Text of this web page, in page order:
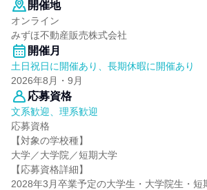
開催地
オンライン
みずほ不動産販売株式会社
開催月
土日祝日に開催あり、長期休暇に開催あり
2026年8月・9月
応募資格
文系歓迎、理系歓迎
応募資格
【対象の学校種】
大学／大学院／短期大学
【応募資格詳細】
2028年3月卒業予定の大学生・大学院生・短